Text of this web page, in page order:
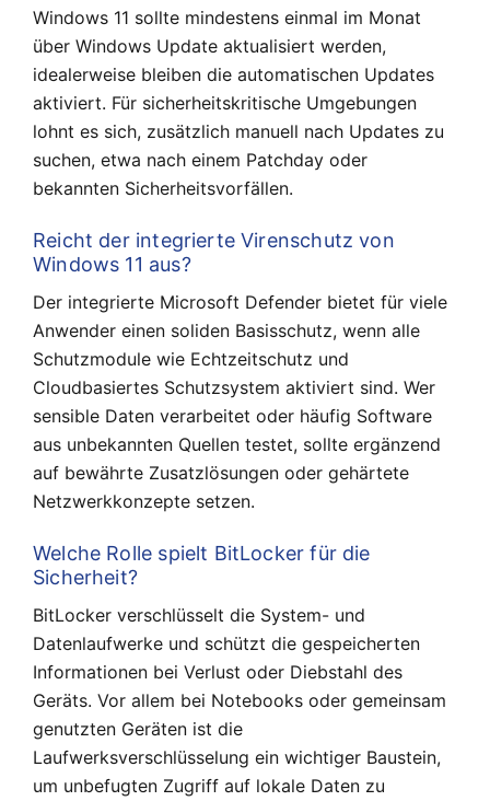
Windows 11 sollte mindestens einmal im Monat
über Windows Update aktualisiert werden,
idealerweise bleiben die automatischen Updates
aktiviert. Für sicherheitskritische Umgebungen
lohnt es sich, zusätzlich manuell nach Updates zu
suchen, etwa nach einem Patchday oder
bekannten Sicherheitsvorfällen.
Reicht der integrierte Virenschutz von
Windows 11 aus?
Der integrierte Microsoft Defender bietet für viele
Anwender einen soliden Basisschutz, wenn alle
Schutzmodule wie Echtzeitschutz und
Cloudbasiertes Schutzsystem aktiviert sind. Wer
sensible Daten verarbeitet oder häufig Software
aus unbekannten Quellen testet, sollte ergänzend
auf bewährte Zusatzlösungen oder gehärtete
Netzwerkkonzepte setzen.
Welche Rolle spielt BitLocker für die
Sicherheit?
BitLocker verschlüsselt die System- und
Datenlaufwerke und schützt die gespeicherten
Informationen bei Verlust oder Diebstahl des
Geräts. Vor allem bei Notebooks oder gemeinsam
genutzten Geräten ist die
Laufwerksverschlüsselung ein wichtiger Baustein,
um unbefugten Zugriff auf lokale Daten zu